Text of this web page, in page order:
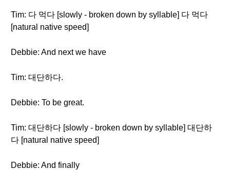
Tim: 다 먹다 [slowly - broken down by syllable] 다 먹다
[natural native speed]
Debbie: And next we have
Tim: 대단하다.
Debbie: To be great.
Tim: 대단하다 [slowly - broken down by syllable] 대단하
다 [natural native speed]
Debbie: And finally